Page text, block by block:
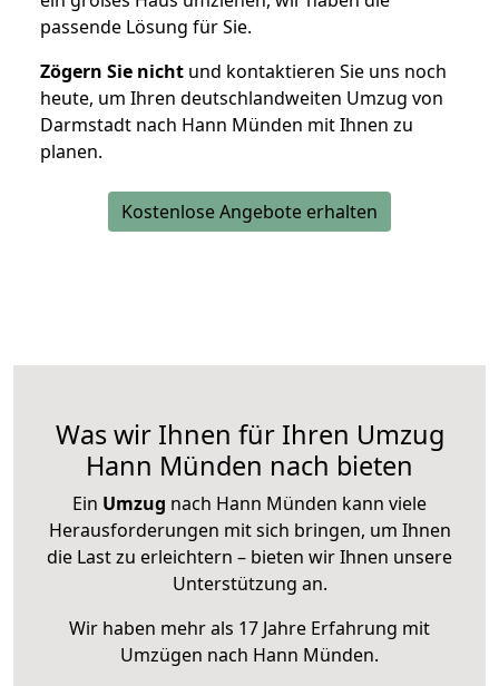
passende Lösung für Sie.
Zögern Sie nicht und kontaktieren Sie uns noch
heute, um Ihren deutschlandweiten Umzug von
Darmstadt nach Hann Münden mit Ihnen zu
planen.
Kostenlose Angebote erhalten
Was wir Ihnen für Ihren Umzug
Hann Münden nach bieten
Ein Umzug nach Hann Münden kann viele
Herausforderungen mit sich bringen, um Ihnen
die Last zu erleichtern – bieten wir Ihnen unsere
Unterstützung an.
Wir haben mehr als 17 Jahre Erfahrung mit
Umzügen nach Hann Münden.